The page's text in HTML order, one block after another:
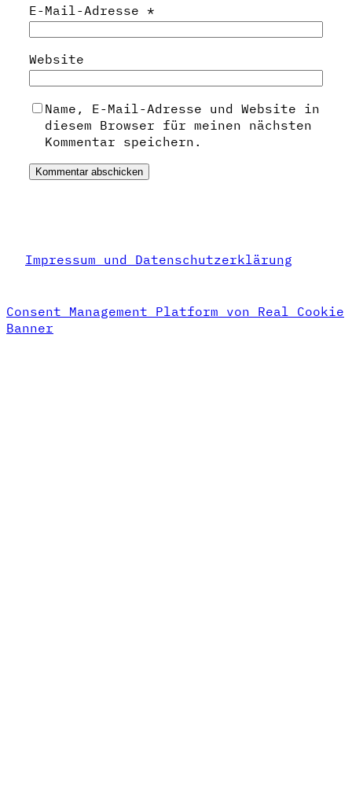
E-Mail-Adresse *
Website
Name, E-Mail-Adresse und Website in
diesem Browser für meinen nächsten
Kommentar speichern.
Impressum und Datenschutzerklärung
Consent Management Platform von Real Cookie
Banner